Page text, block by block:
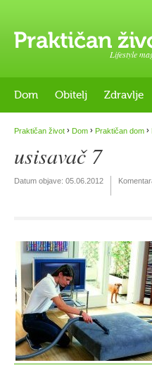
Lifestyle
Dom Obitelj Zdravlje
Praktičan život › Dom › Praktičan dom ›
usisavač 7
Datum objave: 05.06.2012